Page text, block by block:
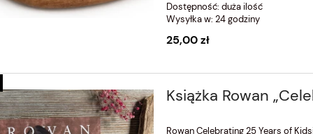
Dostępność: duża ilość
Wysyłka w: 24 godziny
25,00 zł
Książka Rowan
Rowan Celebrating 25 Years of